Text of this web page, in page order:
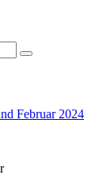
Februar 2024